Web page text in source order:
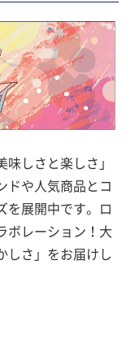
しさと楽しさ」
ドや人気商品とコ
を展開中です。ロ
ボレーション！大
しさ」をお届けし